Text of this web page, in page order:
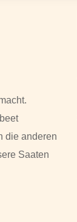
die anderen
Saaten